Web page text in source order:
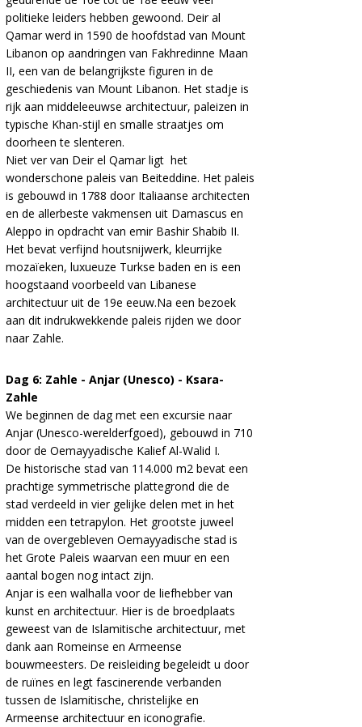
politieke leiders hebben gewoond. Deir al
Qamar werd in 1590 de hoofdstad van Mount
Libanon op aandringen van Fakhredinne Maan
II, een van de belangrijkste figuren in de
geschiedenis van Mount Libanon. Het stadje is
rijk aan middeleeuwse architectuur, paleizen in
typische Khan-stijl en smalle straatjes om
doorheen te slenteren.
Niet ver van Deir el Qamar ligt het
wonderschone paleis van Beiteddine. Het paleis
is gebouwd in 1788 door Italiaanse architecten
en de allerbeste vakmensen uit Damascus en
Aleppo in opdracht van emir Bashir Shabib II.
Het bevat verfijnd houtsnijwerk, kleurrijke
mozaïeken, luxueuze Turkse baden en is een
hoogstaand voorbeeld van Libanese
architectuur uit de 19e eeuw.Na een bezoek
aan dit indrukwekkende paleis rijden we door
naar Zahle.
Dag 6: Zahle - Anjar (Unesco) - Ksara-
Zahle
We beginnen de dag met een excursie naar
Anjar (Unesco-werelderfgoed), gebouwd in 710
door de Oemayyadische Kalief Al-Walid I.
De historische stad van 114.000 m2 bevat een
prachtige symmetrische plattegrond die de
stad verdeeld in vier gelijke delen met in het
midden een tetrapylon. Het grootste juweel
van de overgebleven Oemayyadische stad is
het Grote Paleis waarvan een muur en een
aantal bogen nog intact zijn.
Anjar is een walhalla voor de liefhebber van
kunst en architectuur. Hier is de broedplaats
geweest van de Islamitische architectuur, met
dank aan Romeinse en Armeense
bouwmeesters. De reisleiding begeleidt u door
de ruïnes en legt fascinerende verbanden
tussen de Islamitische, christelijke en
Armeense architectuur en iconografie.